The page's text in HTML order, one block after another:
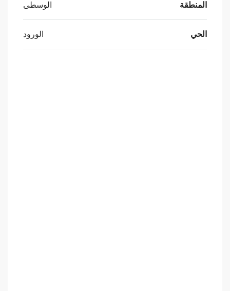
المنطقة الوسطى
الحي الورود